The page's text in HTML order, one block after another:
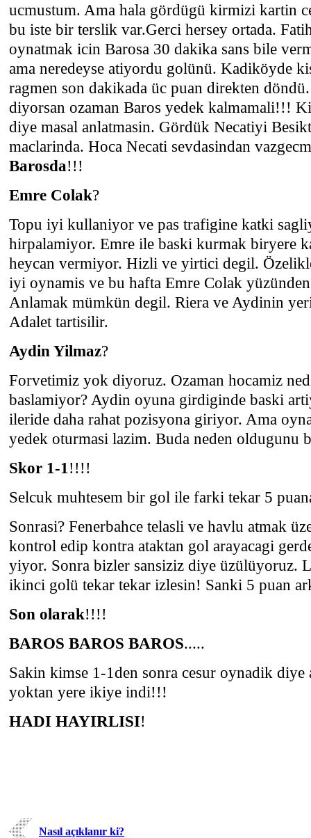
ucmustum. Ama hala gördügü kirmizi kartin
bu iste bir terslik var.Gerci hersey ortada.
oynatmak icin Barosa 30 dakika sans bile
ama neredeyse atiyordu golünü. Kadiköyde
ragmen son dakikada üc puan direkten
diyorsan ozaman Baros yedek kalmamali!!!
diye masal anlatmasin. Gördük Necatiyi
maclarinda. Hoca Necati sevdasindan
Barosda!!!
Emre Colak?
Topu iyi kullaniyor ve pas trafigine katki
hirpalamiyor. Emre ile baski kurmak biryere
heycan vermiyor. Hizli ve yirtici degil.
iyi oynamis ve bu hafta Emre Colak
Anlamak mümkün degil. Riera ve Aydinin
Adalet tartisilir.
Aydin Yilmaz?
Forvetimiz yok diyoruz. Ozaman hocamiz
baslamiyor? Aydin oyuna girdiginde baski
ileride daha rahat pozisyona giriyor. Ama
yedek oturmasi lazim. Buda neden oldugunu
Skor 1-1!!!!
Selcuk muhtesem bir gol ile farki tekar 5
Sonrasi? Fenerbahce telasli ve havlu atmak
kontrol edip kontra ataktan gol arayacagi
yiyor. Sonra bizler sansiziz diye üzülüyoruz.
ikinci golü tekar tekar izlesin! Sanki 5 puan
Son olarak!!!!
BAROS BAROS BAROS.....
Sakin kimse 1-1den sonra cesur oynadik
yoktan yere ikiye indi!!!
HADI HAYIRLISI!
Nasıl açıklanır ki?